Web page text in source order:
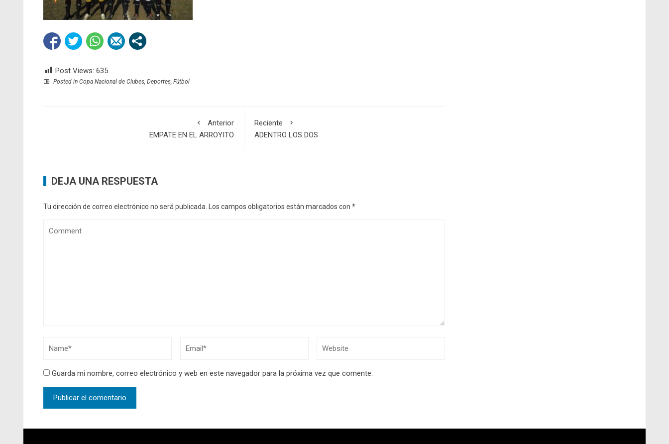
Post Views: 635
Posted in Copa Nacional de Clubes, Deportes, Fútbol
Anterior
EMPATE EN EL ARROYITO
Reciente
ADENTRO LOS DOS
DEJA UNA RESPUESTA
Tu dirección de correo electrónico no será publicada. Los campos obligatorios están marcados con *
Guarda mi nombre, correo electrónico y web en este navegador para la próxima vez que comente.